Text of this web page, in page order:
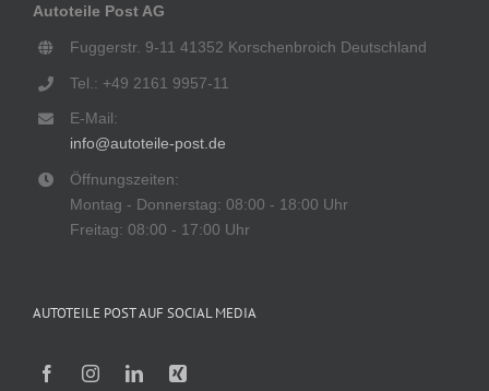
Autoteile Post AG
Fuggerstr. 9-11 41352 Korschenbroich Deutschland
Tel.: +49 2161 9957-11
E-Mail:
info@autoteile-post.de
Öffnungszeiten:
Montag - Donnerstag: 08:00 - 18:00 Uhr
Freitag: 08:00 - 17:00 Uhr
AUTOTEILE POST AUF SOCIAL MEDIA